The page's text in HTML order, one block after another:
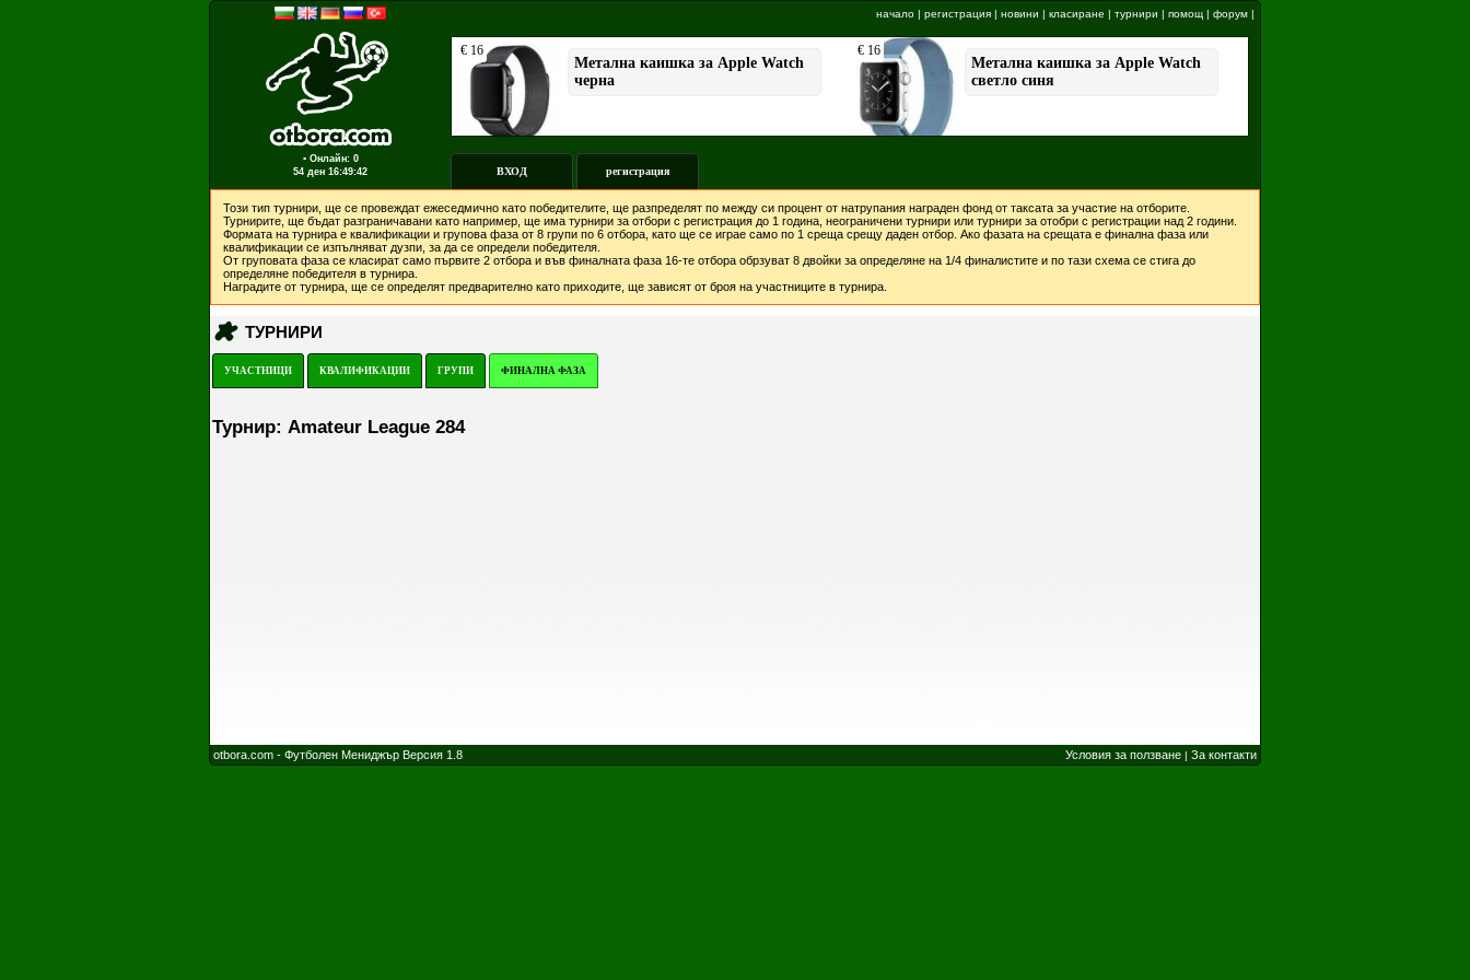
▪ Онлайн: 0
54 ден 16:49:42
начало | регистрация | новини | класиране | турнири | помощ | форум |
ВХОД регистрация
Този тип турнири, ще се провеждат ежеседмично като победителите, ще разпределят по между си процент от натрупания награден фонд от таксата за участие на отборите.
Турнирите, ще бъдат разграничавани като например, ще има турнири за отбори с регистрация до 1 година, неограничени турнири или турнири за отобри с регистрации над 2 години.
Формата на турнира е квалификации и групова фаза от 8 групи по 6 отбора, като ще се играе само по 1 среща срещу даден отбор. Ако фазата на срещата е финална фаза или
квалификации се изпълняват дузпи, за да се определи победителя.
От груповата фаза се класират само първите 2 отбора и във финалната фаза 16-те отбора обрзуват 8 двойки за определяне на 1/4 финалистите и по тази схема се стига до
определяне победителя в турнира.
Наградите от турнира, ще се определят предварително като приходите, ще зависят от броя на участниците в турнира.
ТУРНИРИ
УЧАСТНИЦИ КВАЛИФИКАЦИИ ГРУПИ ФИНАЛНА ФАЗА
Турнир: Amateur League 284
otbora.com - Футболен Мениджър Версия 1.8 Условия за ползване | За контакти